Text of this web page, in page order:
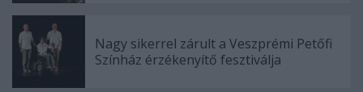
Nagy sikerrel zárult a Veszprémi Petőfi
Színház érzékenyítő fesztiválja